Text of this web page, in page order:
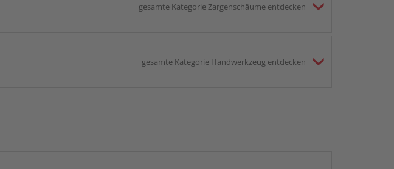
gesamte Kategorie Zargenschäume entdecken
gesamte Kategorie Handwerkzeug entdecken